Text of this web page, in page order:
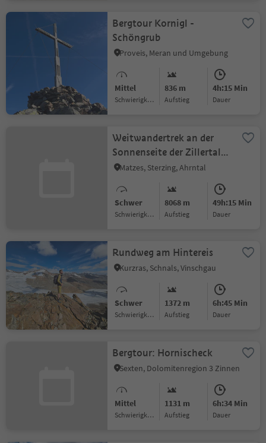
Bergtour Kornigl -
Schöngrub
Proveis, Meran und Umgebung
Mittel
Schwierigkeitsgrad
836 m
Aufstieg
4h:15 Min
Dauer
Weitwandertrek an der
Sonnenseite der Zillertaler
Alpen – von Sterzing zur
Matzes, Sterzing, Ahrntal
Schwer
Schwierigkeitsgrad
8068 m
Aufstieg
49h:15 Min
Dauer
Rundweg am Hintereis
Kurzras, Schnals, Vinschgau
Schwer
Schwierigkeitsgrad
1372 m
Aufstieg
6h:45 Min
Dauer
Bergtour: Hornischeck
Sexten, Dolomitenregion 3 Zinnen
Mittel
Schwierigkeitsgrad
1131 m
Aufstieg
6h:34 Min
Dauer